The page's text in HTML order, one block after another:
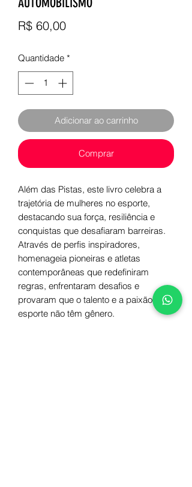
R$ 60,00Preço
Quantidade *
Adicionar ao carrinho
Comprar
Além das Pistas, este livro celebra a
trajetória de mulheres no esporte,
destacando sua força, resiliência e
conquistas que desafiaram barreiras.
Através de perfis inspiradores,
homenageia pioneiras e atletas
contemporâneas que redefiniram
regras, enfrentaram desafios e
provaram que o talento e a paixão pelo
esporte não têm gênero.